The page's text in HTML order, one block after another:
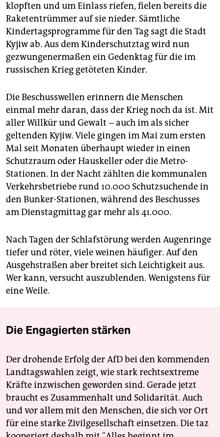
klopften und um Einlass riefen, fielen bereits die
Raketentrümmer auf sie nieder. Sämtliche
Kindertagsprogramme für den Tag sagt die Stadt
Kyjiw ab. Aus dem Kinderschutztag wird nun
gezwungenermaßen ein Gedenktag für die im
russischen Krieg getöteten Kinder.
Die Beschusswellen erinnern die Menschen
einmal mehr daran, dass der Krieg noch da ist. Mit
aller Willkür und Gewalt − auch im als sicher
geltenden Kyjiw. Viele gingen im Mai zum ersten
Mal seit Monaten überhaupt wieder in einen
Schutzraum oder Hauskeller oder die Metro-
Stationen. In der Nacht zählten die kommunalen
Verkehrsbetriebe rund 10.000 Schutzsuchende in
den Bunker-Stationen, während des Beschusses
am Dienstagmittag gar mehr als 41.000.
Nach Tagen der Schlafstörung werden Augenringe
tiefer und röter, viele weinen häufiger. Auf den
Ausgehstraßen aber breitet sich Leichtigkeit aus.
Wer kann, versucht auszublenden. Wenigstens für
eine Weile.
Die Engagierten stärken
Der drohende Erfolg der AfD bei den kommenden
Landtagswahlen zeigt, wie stark rechtsextreme
Kräfte inzwischen geworden sind. Gerade jetzt
braucht es Zusammenhalt und Solidarität. Auch
und vor allem mit den Menschen, die sich vor Ort
für eine starke Zivilgesellschaft einsetzen. Die taz